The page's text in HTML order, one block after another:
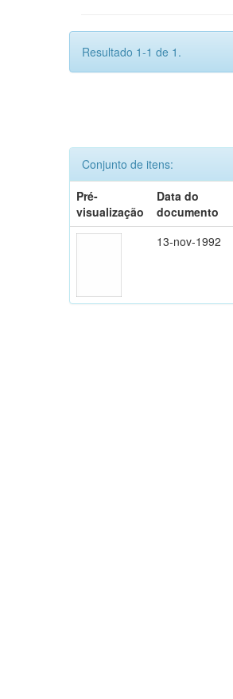
Resultado 1-1 de 1.
Conjunto de itens:
Pré-
visualização
Data do
documento
13-nov-1992